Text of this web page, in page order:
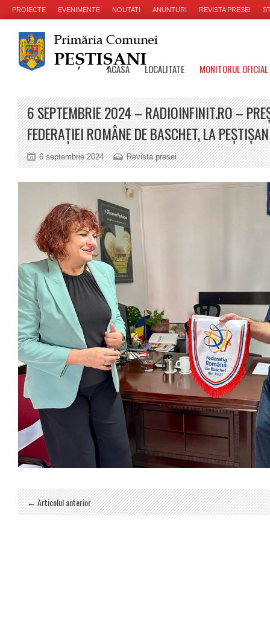
PROIECTE EVENIMENTE NOUTATI ANUNTURI REVISTA PRESEI
ACASA LOCALITATE MONITORUL
6 SEPTEMBRIE 2024 – RADIOINFINIT.RO –
FEDERAȚIEI ROMÂNE DE BASCHET, LA
6 septembrie 2024 Revista presei
← Articolul anterior